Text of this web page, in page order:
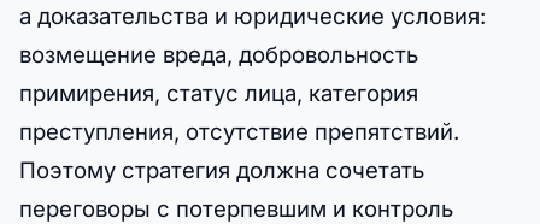
а доказательства и юридические условия:
возмещение вреда, добровольность
примирения, статус лица, категория
преступления, отсутствие препятствий.
Поэтому стратегия должна сочетать
переговоры с потерпевшим и контроль